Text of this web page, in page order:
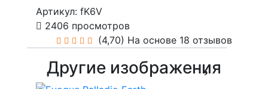
Артикул: fK6V
2406 просмотров
(4,70) На основе 18 отзывов
Другие изображения